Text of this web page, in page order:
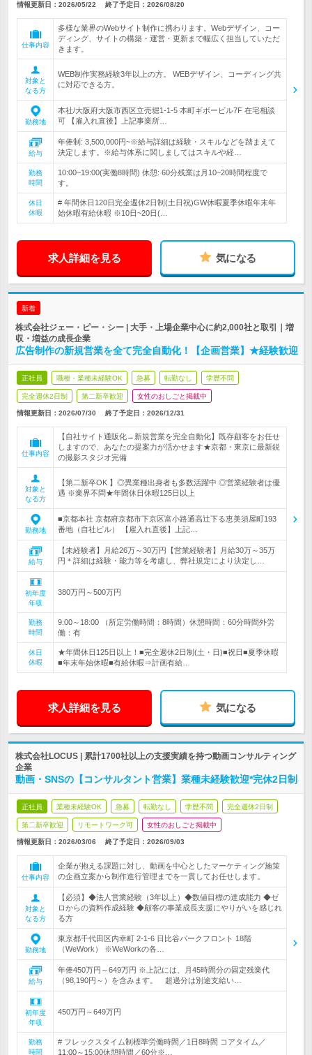
情報更新日：2026/05/22 終了予定日： 2026/08/20
仕事内容
多様な業界のWebサイト制作に携わります。Webデザイン、コー
ディング、サイトの構築・運営・更新まで幅広く担当していただ
きます。
対象と
なる方
WEB制作実務経験3年以上の方。 WEBデザイン、コーディング共
に対応できる方。
勤務地
本社/大阪府大阪市西区立売堀1-1-5 本町ギボービル7F 在宅相談
可 【雇入れ直後】上記事業所…
給与
年俸制: 3,500,000円~※給与詳細は経験・スキルなどを踏まえて
決定します。※給与体系に関しましてはスキルや経…
勤務
時間
10:00~19:00(実働8時間) 休憩: 60分残業は月10~20時間程度で
す。
休日
休暇
# 年間休日120日完全週休2日制(土日祝)GW休暇夏季休暇年末年
始休暇有給休暇 ※10日~20日(…
求人詳細を見る 気になる
新着
株式会社ジェー・ピー・シー | 大手・上場企業中心に約2,000社と取引｜増
収・増益の成長企業
広告制作の新規営業を全て完全自動化！【企画営業】★経験歓迎
正社員 職種・業種未経験OK 急募 転勤なし 学歴不問
完全週休2日制 第二新卒歓迎 女性のおしごと掲載中
情報更新日：2026/07/30 終了予定日： 2026/12/31
仕事内容
【自社サイト通販化→新規営業を完全自動化】既存顧客をお任せ
しますので、あなたの提案力が活かせます★京都・東京に最新鋭
の撮影スタジオ完備
対象と
なる方
【第二新卒OK 】◎異業種出身者も多数活躍中 ◎営業経験者は優
遇 ※業界不問★年間休日休暇125日以上
勤務地
■京都本社 京都府京都市下京区富小路通高辻下る恵美須屋町193
番地（自社ビル） 【雇入れ直後】上記…
給与
【未経験者】月給26万～30万円【営業経験者】月給30万～35万
円＊詳細は経験・能力等を考慮し、弊社規定により決定し…
初年度
年収
380万円～500万円
勤務
時間
9:00～18:00 （所定労働時間：8時間）休憩時間：60分時間外労
働：有
休日
休暇
★年間休日125日以上！■完全週休2日制(土・日)■祝日■夏季休暇
■年末年始休暇■有給休暇⇒計画有給…
求人詳細を見る 気になる
株式会社LOCUS | 累計1700社以上の支援実績を持つ動画コンサルティング
企業
動画・SNSの【コンサルタント営業】業種未経験歓迎*完休2日制
正社員 業種未経験OK 急募 転勤なし 学歴不問 完全週休2日制
第二新卒歓迎 リモートワーク可 女性のおしごと掲載中
情報更新日：2026/03/06 終了予定日： 2026/09/03
仕事内容
企業が抱える課題に対し、動画を中心としたマーケティング施策
の企画立案から制作進行管理までを一貫してお任せします。
対象と
なる方
【必須】◆法人営業経験（3年以上）◆数値目標の達成能力 ◆ゼ
ロからの資料作成経験 ◆顧客の事業成長支援にやりがいを感じれ
る方
勤務地
東京都千代田区内幸町 2-1-6 日比谷パークフロント 18階
（WeWork） ※WeWorkの各…
給与
年俸450万円～649万円 ※上記には、月45時間分の固定残業代
（98,190円～）を含みます。 超過分は別途支給い…
初年度
年収
450万円～649万円
勤務
時間
# フレックスタイム制標準労働時間／1日8時間 コアタイム／
11:00～15:00休憩時間／60分※…